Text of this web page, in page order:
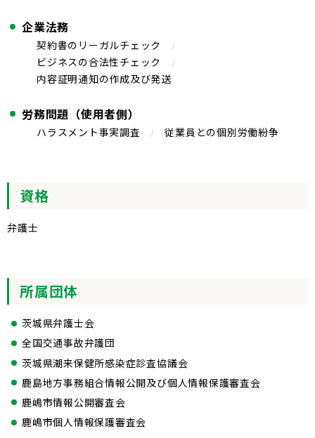
企業法務
契約書のリーガルチェック
ビジネスの合法性チェック
内容証明通知の作成及び発送
労務問題（使用者側）
ハラスメント事実調査 従業員との個別労働紛争
資格
弁護士
所属団体
茨城県弁護士会
全国交通事故弁護団
茨城県潮来保健所感染症診査協議会
鹿島地方事務組合情報公開及び個人情報保護審査会
鹿嶋市情報公開審査会
鹿嶋市個人情報保護審査会